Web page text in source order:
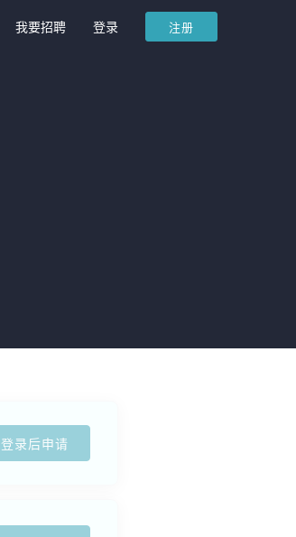
我要招聘 登录 注册
登录后申请